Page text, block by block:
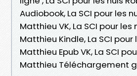
Audiobook, La SCI pour les
Matthieu VK, La SCI pour les
Matthieu Kindle, La SCI pour
Matthieu Epub VK, La SCI
Matthieu Téléchargement